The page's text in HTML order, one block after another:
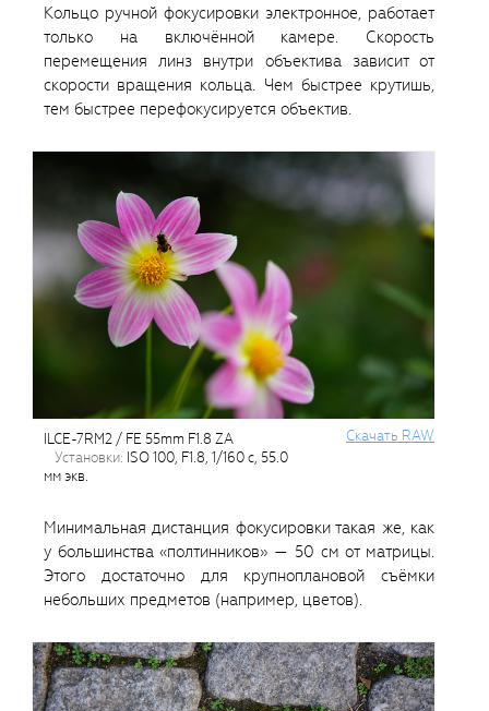
Кольцо ручной фокусировки электронное, работает
только на включённой камере. Скорость
перемещения линз внутри объектива зависит от
скорости вращения кольца. Чем быстрее крутишь,
тем быстрее перефокусируется объектив.
ILCE-7RM2 / FE 55mm F1.8 ZA
установки: ISO 100, F1.8, 1/160 с, 55.0
мм экв.
Cкачать RAW
Минимальная дистанция фокусировки такая же, как
у большинства «полтинников» — 50 см от матрицы.
Этого достаточно для крупноплановой съёмки
небольших предметов (например, цветов).